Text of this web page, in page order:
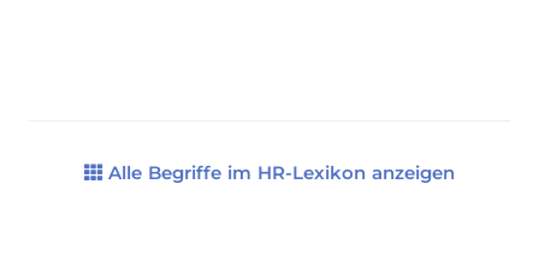
Alle Begriffe im HR-Lexikon anzeigen